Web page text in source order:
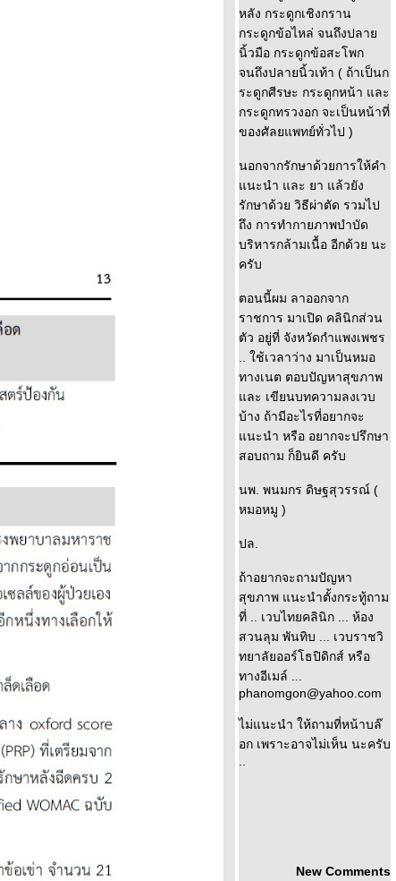
หลัง กระดูกเชิงกราน
กระดูกข้อไหล่ จนถึงปลา
นิ้วมือ กระดูกข้อสะโพก
จนถึงปลายนิ้วเท้า ( ถ้าเป็นก
ระดูกศีรษะ กระดูกหน้า และ
กระดูกทรวงอก จะเป็นหน้าที่
ของศัลยแพทย์ทั่วไป )
นอกจากรักษาด้วยการให้คำ
นะนำ และ ยา แล้วยัง
รักษาด้วย วิธีผ่าตัด รวมไป
ถึง การทำกายภาพบำบัด
บริหารกล้ามเนื้อ อีกด้วย นะ
ครับ
ตอนนี้ผม ลาออกจาก
ราชการ มาเปิด คลินิกส่วน
ตัว อยู่ที่ จังหวัดกำแพงเพชร
.. ใช้เวลาว่าง มาเป็นหมอ
ทางเนต ตอบปัญหาสุขภาพ
ละ เขียนบทความลงเวบ
บ้าง ถ้ามีอะไรที่อยากจะ
นะนำ หรือ อยากจะปรึกษา
สอบถาม ก็ยินดี ครับ
นพ. พนมกร ดิษฐสุวรรณ์ (
หมอหมู )
ปล.
ถ้าอยากจะถามปัญหา
สุขภาพ แนะนำตั้งกระทู้ถาม
ที่ .. เวบไทยคลินิก ... ห้อง
สวนลุม พันทิบ ... เวบราชวิ
ทยาลัยออร์โธปิดิกส์ หรือ
ทางอีเมล์ ...
phanomgon@yahoo.com
ไม่แนะนำ ให้ถามที่หน้าบล๊
อก เพราะอาจไม่เห็น นะครับ
New Comments